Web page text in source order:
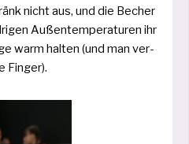
nicht aus, und die Becher
Außentemperaturen ihr
warm hal­ten (und man ver­
Finger).